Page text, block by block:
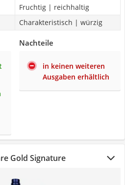
Fruchtig | reichhaltig
Charakteristisch | würzig
Nachteile
in keinen weiteren
Ausgaben erhältlich
Gold Signature